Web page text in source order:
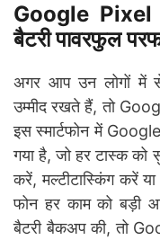
Google Pixel
बैटरी पावरफुल
अगर आप उन लोगों में से
उम्मीद रखते हैं, तो
इस स्मार्टफोन में
गया है, जो हर टास्क को
करें, मल्टीटास्किंग करें या
फोन हर काम को बड़ी
बैटरी बैकअप की, तो